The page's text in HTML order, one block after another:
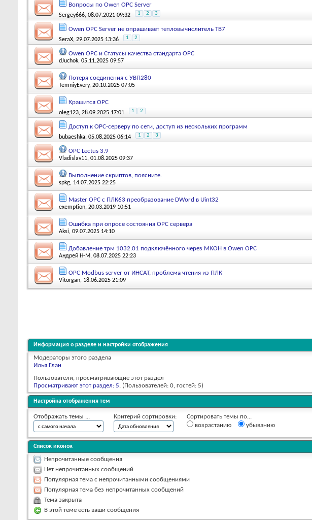
Вопросы по Owen OPC Server
Sergey666, 08.07.2021 09:32 1 2 3
Owen OPC Server не опрашивает тепловычислитель ТВ7
SeraX, 29.07.2025 13:36 1 2
Owen OPC и Статусы качества стандарта OPC
dJuchok, 05.11.2025 09:57
Потеря соединения с УВП280
TemniyEvery, 20.10.2025 07:05
Крашится ОРС
oleg123, 28.09.2025 17:01 1 2
Доступ к OPC-серверу по сети, доступ из нескольких программ
bubaeshka, 05.08.2025 06:14 1 2 3
OPC Lectus 3.9
Vladislav11, 01.08.2025 09:37
Выполнение скриптов, поясните.
spkg, 14.07.2025 22:25
Master OPC с ПЛК63 преобразование DWord в Uint32
exemption, 20.03.2019 10:51
Ошибка при опросе состояния OPC сервера
Aksi, 09.07.2025 14:10
Добавление трм 1032.01 подключённого через МКОН в Owen OPC
Андрей Н-М, 08.07.2025 22:23
ОPC Modbus server от ИНСАТ, проблема чтения из ПЛК
Vitorgan, 18.06.2025 21:09
Информация о разделе и настройки отображения
Модераторы этого раздела
Илья Глан
Пользователи, просматривающие этот раздел
Просматривают этот раздел: 5. (Пользователей: 0, гостей: 5)
Настройка отображения тем
Отображать темы ... Критерий сортировки:
Сортировать темы по...
возрастанию
убыванию
Список иконок
Непрочитанные сообщения
Нет непрочитанных сообщений
Популярная тема с непрочитанными сообщениями
Популярная тема без непрочитанных сообщений
Тема закрыта
В этой теме есть ваши сообщения